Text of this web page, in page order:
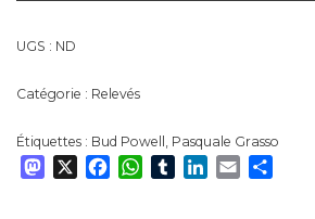
UGS : ND
Catégorie : Relevés
Étiquettes : Bud Powell Pasquale Grasso
Mastodon
X Facebook
WhatsApp
TumblrLinkedIn
Email